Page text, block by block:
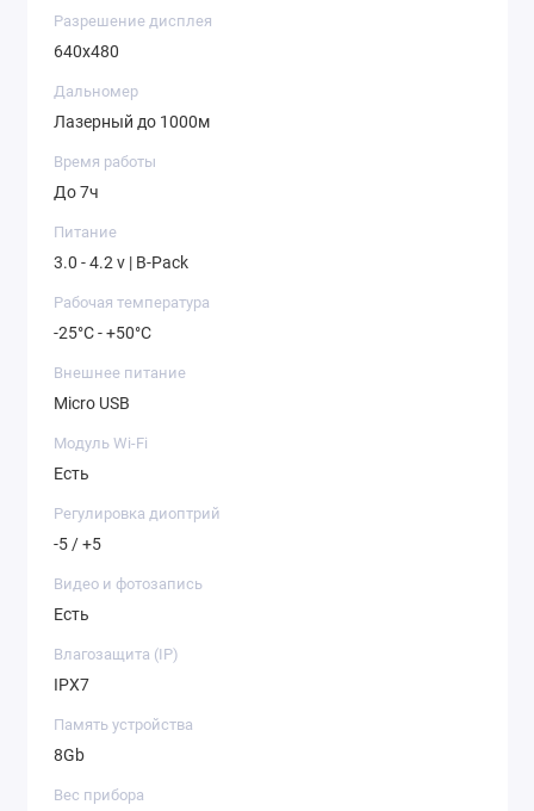
Разрешение дисплея
640x480
Дальномер
Лазерный до 1000м
Время работы
До 7ч
Питание
3.0 - 4.2 v | B-Pack
Рабочая температура
-25°C - +50°C
Внешнее питание
Micro USB
Модуль Wi-Fi
Есть
Регулировка диоптрий
-5 / +5
Видео и фотозапись
Есть
Влагозащита (IP)
IPX7
Память устройства
8Gb
Вес прибора